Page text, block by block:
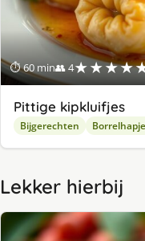
⏱ 60 min👥 4
Pittige kipkluifjes
Bijgerechten
Lekker hierbij